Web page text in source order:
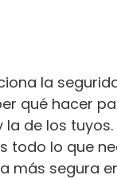
la
qué hacer
de los tuyos.
todo lo que
más segura